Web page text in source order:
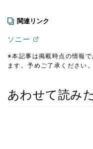
関連リンク
ソニー
※本記事は掲載時点の情報
ます。予めご了承ください。
あわせて読み